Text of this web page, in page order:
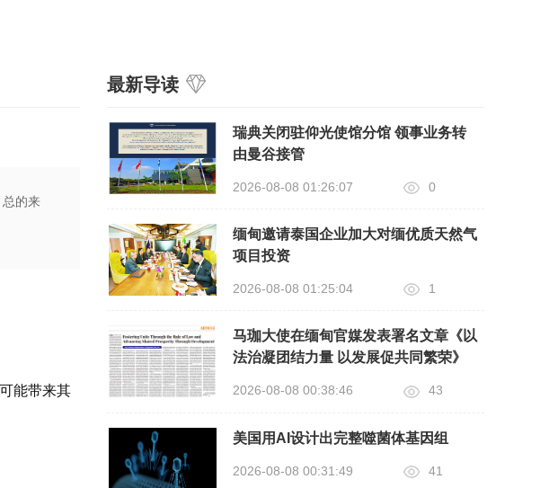
总的来
能带来其
最新导读
瑞典关闭驻仰光使馆分馆 领事业务转
由曼谷接管
2026-08-08 01:26:07 0
缅甸邀请泰国企业加大对缅优质天然气
项目投资
2026-08-08 01:25:04 1
马珈大使在缅甸官媒发表署名文章《以
法治凝团结力量 以发展促共同繁荣》
2026-08-08 00:38:46 43
美国用AI设计出完整噬菌体基因组
2026-08-08 00:31:49 41